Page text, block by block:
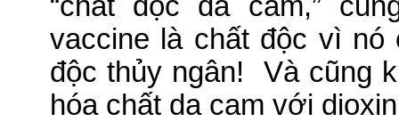
vaccine là chất độc vì
độc thủy ngân!
Và cũng
hóa chất da cam với